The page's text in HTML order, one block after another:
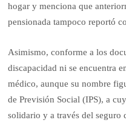
hogar y men­ciona que
pensionada tampoco reportó
Asimismo, conforme a los
discapacidad ni se encuentra
médico, aun­que su nombre
de Previsión Social (IPS), a
solidario y a través del seguro